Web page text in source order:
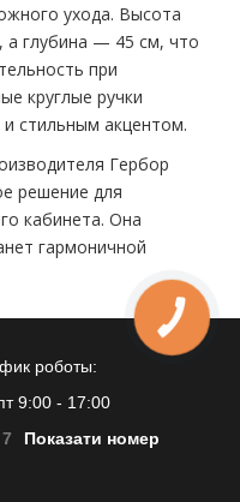
ухода. Высота
а глубина — 45 см, что
при
круглые ручки
стильным акцентом.
Гербор
решение для
кабинета. Она
гармоничной
роботы:
9:00 - 17:00
7 Показати номер
КНОПКА
ЗВ'ЯЗКУ